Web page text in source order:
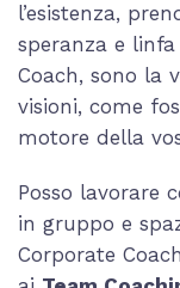
l’esistenza,
speranza e linfa
Coach, sono la
visioni, come
motore della
Posso lavorare
in gruppo e
Corporate